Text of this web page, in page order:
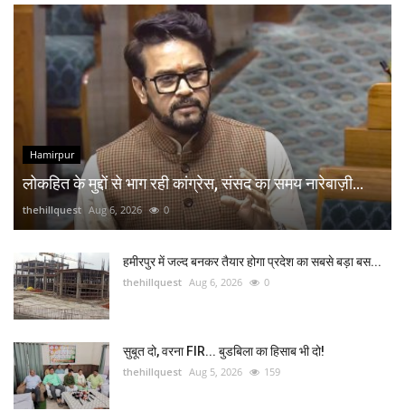
Hamirpur
लोकहित के मुद्दों से भाग रही कांग्रेस, संसद का समय नारेबाज़ी...
thehillquest Aug 6, 2026 0
हमीरपुर में जल्द बनकर तैयार होगा प्रदेश का सबसे बड़ा बस...
thehillquest Aug 6, 2026 0
सुबूत दो, वरना FIR... बुडबिला का हिसाब भी दो!
thehillquest Aug 5, 2026 159